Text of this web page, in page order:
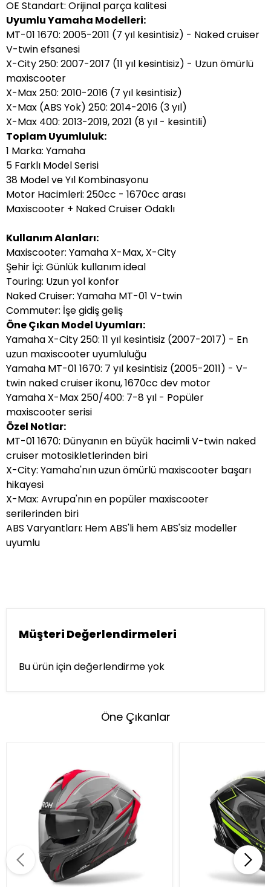
OE Standart: Orijinal parça kalitesi
Uyumlu Yamaha Modelleri:
MT-01 1670: 2005-2011 (7 yıl kesintisiz) - Naked cruiser
V-twin efsanesi
X-City 250: 2007-2017 (11 yıl kesintisiz) - Uzun ömürlü
maxiscooter
X-Max 250: 2010-2016 (7 yıl kesintisiz)
X-Max (ABS Yok) 250: 2014-2016 (3 yıl)
X-Max 400: 2013-2019, 2021 (8 yıl - kesintili)
Toplam Uyumluluk:
1 Marka: Yamaha
5 Farklı Model Serisi
38 Model ve Yıl Kombinasyonu
Motor Hacimleri: 250cc - 1670cc arası
Maxiscooter + Naked Cruiser Odaklı
Kullanım Alanları:
Maxiscooter: Yamaha X-Max, X-City
Şehir İçi: Günlük kullanım ideal
Touring: Uzun yol konfor
Naked Cruiser: Yamaha MT-01 V-twin
Commuter: İşe gidiş geliş
Öne Çıkan Model Uyumları:
Yamaha X-City 250: 11 yıl kesintisiz (2007-2017) - En
uzun maxiscooter uyumluluğu
Yamaha MT-01 1670: 7 yıl kesintisiz (2005-2011) - V-
twin naked cruiser ikonu, 1670cc dev motor
Yamaha X-Max 250/400: 7-8 yıl - Popüler
maxiscooter serisi
Özel Notlar:
MT-01 1670: Dünyanın en büyük hacimli V-twin naked
cruiser motosikletlerinden biri
X-City: Yamaha'nın uzun ömürlü maxiscooter başarı
hikayesi
X-Max: Avrupa'nın en popüler maxiscooter
serilerinden biri
ABS Varyantları: Hem ABS'li hem ABS'siz modeller
uyumlu
Müşteri Değerlendirmeleri
Bu ürün için değerlendirme yok
Öne Çıkanlar